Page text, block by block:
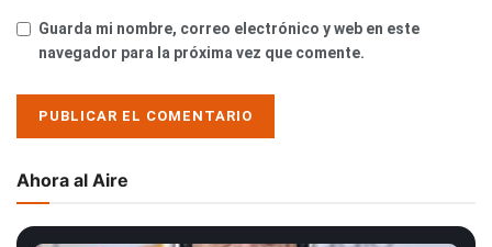
Guarda mi nombre, correo electrónico y web en este
navegador para la próxima vez que comente.
Ahora al Aire